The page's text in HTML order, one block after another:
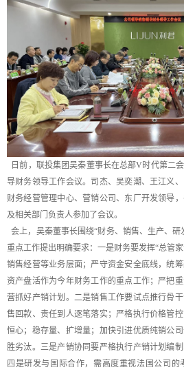
日前，联投集团吴秦董事长在总部V时代第二
导财务领导工作会议。司杰、吴奕潮、王江义
财务经营管理中心、营销公司、东厂开发领导
及相关部门负责人参加了会议。
会上，吴秦董事长围绕“财务、销售、生产、
重点工作提出明确要求：一是财务要发挥“总管
销售经营等业务层面；严守资金安全底线，统
资产盘活作为今年财务工作的重点工作；严把
营抓好产销计划。二是销售工作要试点推行骨
售回款、责任到人逐笔落实；严格执行价格管
恒心；稳存量、扩增量；加快引进优质纯销公
胜劣汰。三是产销协同要严格执行产销计划编
四是研发与国际合作，需高度重视法国公司